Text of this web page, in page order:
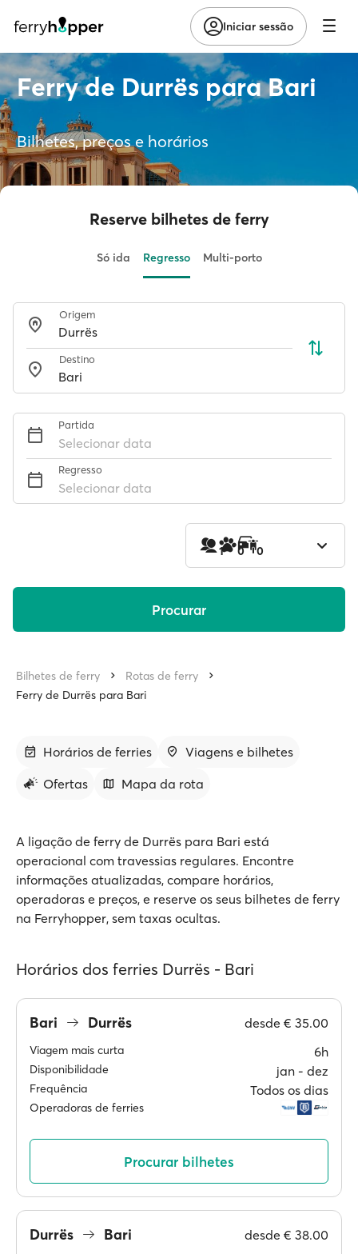
Iniciar sessão
Ferry de Durrës para Bari
Bilhetes, preços e horários
Reserve bilhetes de ferry
Só ida Regresso Multi-porto
Origem
Destino
Partida
Selecionar data
Regresso
Selecionar data
1 0 0
Procurar
Bilhetes de ferry
Rotas de ferry
Ferry de Durrës para Bari
Horários de ferries
Viagens e bilhetes
Ofertas
Mapa da rota
A ligação de ferry de Durrës para Bari está
operacional com travessias regulares. Encontre
informações atualizadas, compare horários,
operadoras e preços, e reserve os seus bilhetes de ferry
na Ferryhopper, sem taxas ocultas.
Horários dos ferries Durrës - Bari
Bari Durrës desde € 35.00
Viagem mais curta 6h
Disponibilidade jan ‐ dez
Frequência Todos os dias
Operadoras de ferries
Procurar bilhetes
Durrës Bari desde € 38.00